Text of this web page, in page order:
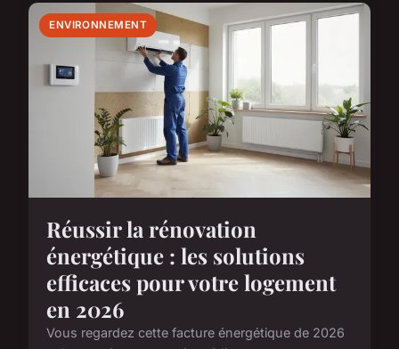
ENVIRONNEMENT
Réussir la rénovation
énergétique : les solutions
efficaces pour votre logement
en 2026
Vous regardez cette facture énergétique de 2026